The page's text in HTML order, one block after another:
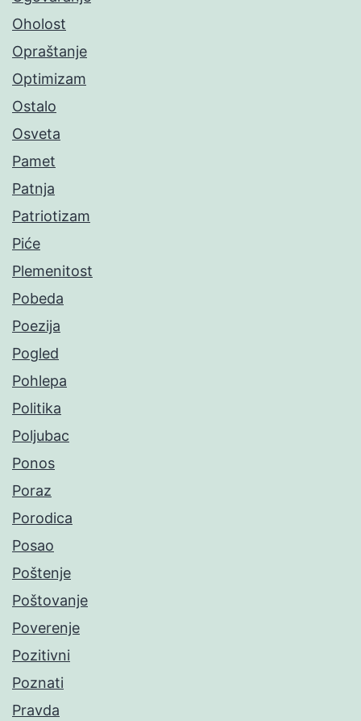
Oholost
Opraštanje
Optimizam
Ostalo
Osveta
Pamet
Patnja
Patriotizam
Piće
Plemenitost
Pobeda
Poezija
Pogled
Pohlepa
Politika
Poljubac
Ponos
Poraz
Porodica
Posao
Poštenje
Poštovanje
Poverenje
Pozitivni
Poznati
Pravda